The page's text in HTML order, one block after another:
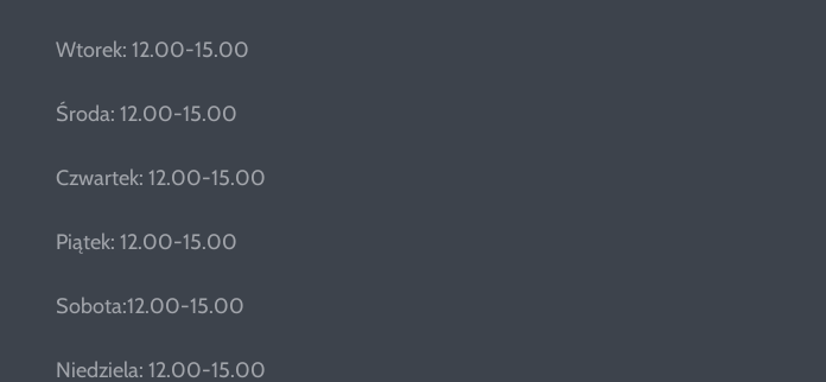
Wtorek: 12.00-15.00
Środa: 12.00-15.00
Czwartek: 12.00-15.00
Piątek: 12.00-15.00
Sobota:12.00-15.00
Niedziela: 12.00-15.00